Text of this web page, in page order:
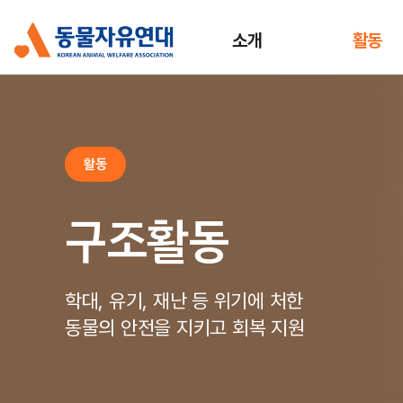
소개 활동
활동
구조활동
학대, 유기, 재난 등 위기에 처한
동물의 안전을 지키고 회복 지원